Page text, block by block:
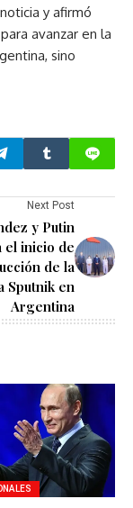
y afirmó
avanzar en la
sino
Next Post
y Putin
el inicio de
de la
Sputnik en
Argentina